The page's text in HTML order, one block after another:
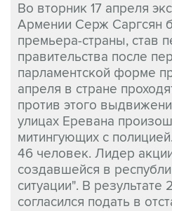
Во вторник 17 апреля
Армении Серж Саргсян
премьера-страны, став
правительства после
парламентской форме
апреля в стране
против этого
улицах Еревана
митингующих с
46 человек. Лидер
создавшейся в
ситуации". В результате
согласился подать в